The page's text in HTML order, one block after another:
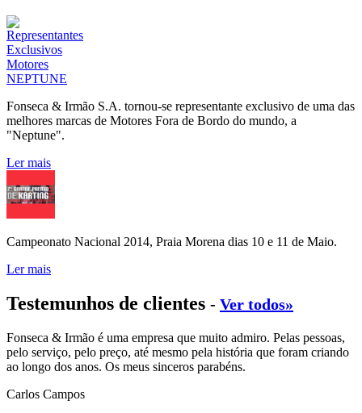
Fonseca & Irmão S.A. tornou-se representante exclusivo de uma das
melhores marcas de Motores Fora de Bordo do mundo, a
"Neptune".
Ler mais
Campeonato Nacional 2014, Praia Morena dias 10 e 11 de Maio.
Ler mais
Testemunhos de clientes - Ver todos»
Fonseca & Irmão é uma empresa que muito admiro. Pelas pessoas,
pelo serviço, pelo preço, até mesmo pela história que foram criando
ao longo dos anos. Os meus sinceros parabéns.
Carlos Campos